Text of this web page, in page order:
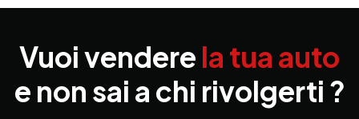
Vuoi vendere la tua auto
e non sai a chi rivolgerti ?